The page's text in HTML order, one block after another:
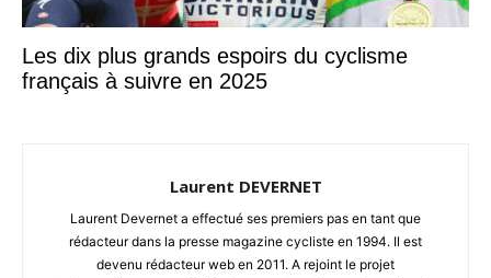
Les dix plus grands espoirs du cyclisme
français à suivre en 2025
Laurent DEVERNET
Laurent Devernet a effectué ses premiers pas en tant que
rédacteur dans la presse magazine cycliste en 1994. Il est
devenu rédacteur web en 2011. A rejoint le projet